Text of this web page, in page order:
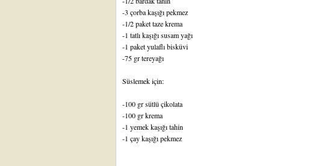
-3 çorba kaşığı pekmez
-1/2 paket taze krema
-1 tatlı kaşığı susam yağı
-1 paket yulaflı bisküvi
-75 gr tereyağı
Süslemek için:
-100 gr sütlü çikolata
-100 gr krema
-1 yemek kaşığı tahin
-1 çay kaşığı pekmez